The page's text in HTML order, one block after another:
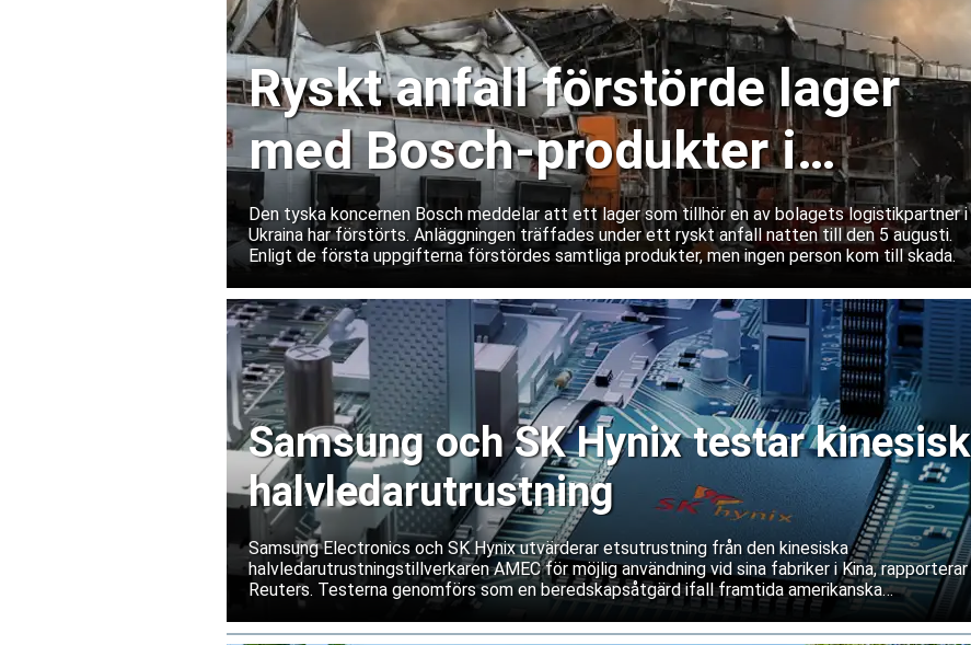
Ryskt anfall förstörde lager
med Bosch-produkter i
Ukraina
Den tyska koncernen Bosch meddelar att ett lager som tillhör en av bolagets logistikpartner i
Ukraina har förstörts. Anläggningen träffades under ett ryskt anfall natten till den 5 augusti.
Enligt de första uppgifterna förstördes samtliga produkter, men ingen person kom till skada.
Samsung och SK Hynix testar kinesisk
halvledarutrustning
Samsung Electronics och SK Hynix utvärderar etsutrustning från den kinesiska
halvledarutrustningstillverkaren AMEC för möjlig användning vid sina fabriker i Kina, rapporterar
Reuters. Testerna genomförs som en beredskapsåtgärd ifall framtida amerikanska
exportrestriktioner skulle försvåra service och underhåll av västerländsk utrustning. Båda
bolagen tillbakavisar dock uppgifterna.